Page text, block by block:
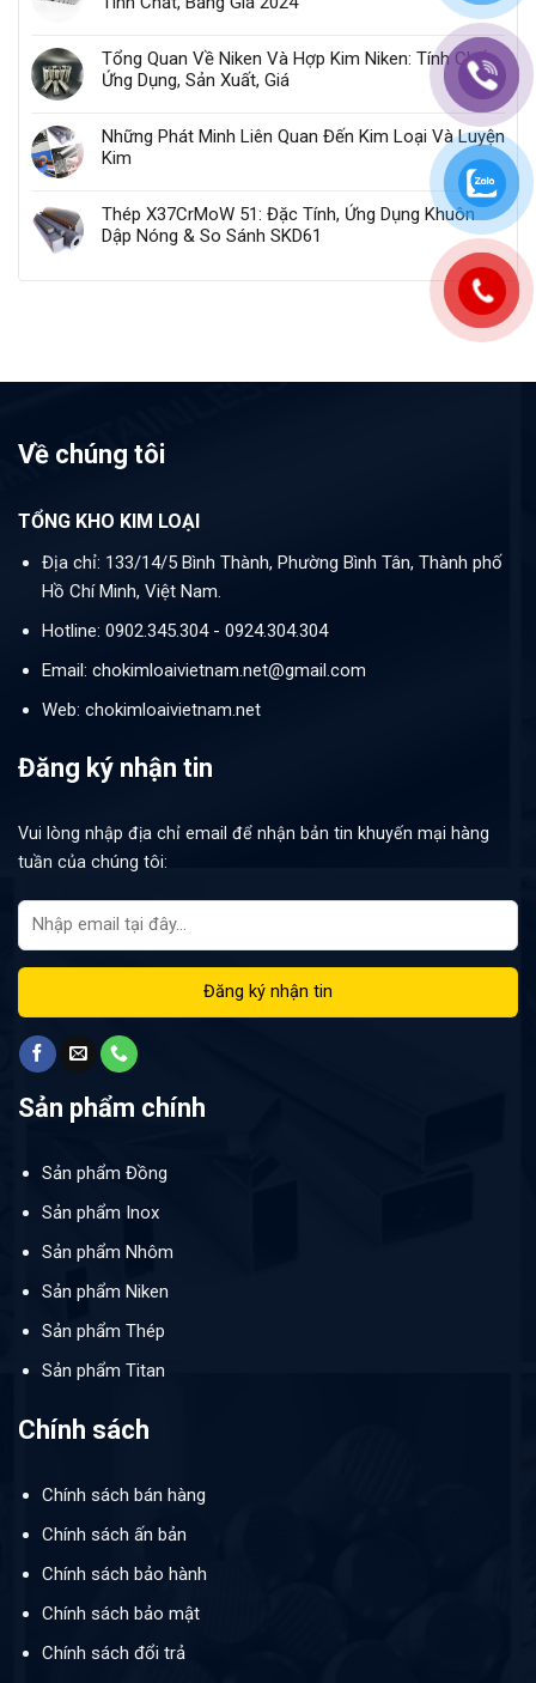
Tổng Quan Về Niken Và Hợp Kim Niken: Tính Chất,
Ứng Dụng, Sản Xuất, Giá
Những Phát Minh Liên Quan Đến Kim Loại Và Luyện
Kim
Thép X37CrMoW 51: Đặc Tính, Ứng Dụng Khuôn
Dập Nóng & So Sánh SKD61
Về chúng tôi
TỔNG KHO KIM LOẠI
Địa chỉ: 133/14/5 Bình Thành, Phường Bình Tân, Thành phố
Hồ Chí Minh, Việt Nam.
Hotline: 0902.345.304 - 0924.304.304
Email: chokimloaivietnam.net@gmail.com
Web: chokimloaivietnam.net
Đăng ký nhận tin
Vui lòng nhập địa chỉ email để nhận bản tin khuyến mại hàng
tuần của chúng tôi:
Sản phẩm chính
Sản phẩm Đồng
Sản phẩm Inox
Sản phẩm Nhôm
Sản phẩm Niken
Sản phẩm Thép
Sản phẩm Titan
Chính sách
Chính sách bán hàng
Chính sách ấn bản
Chính sách bảo hành
Chính sách bảo mật
Chính sách đổi trả